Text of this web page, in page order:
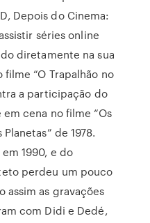
Depois do Cinema:
séries online
diretamente na sua
filme “O Trapalhão no
a participação do
cena no filme “Os
de 1978.
1990, e do
perdeu um pouco
assim as gravações
com Didi e Dedé,